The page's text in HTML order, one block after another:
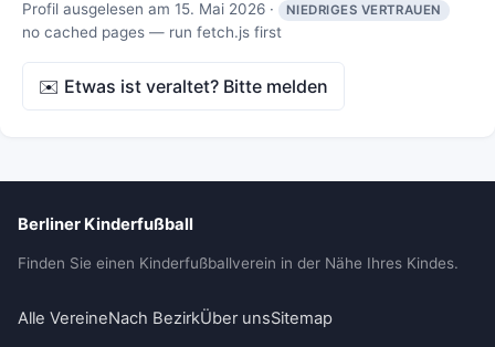
Profil ausgelesen am 15. Mai 2026 · NIEDRIGES VERTRAUEN
no cached pages — run fetch.js first
✉️ Etwas ist veraltet? Bitte melden
Berliner Kinderfußball
Finden Sie einen Kinderfußballverein in der Nähe Ihres Kindes.
Alle VereineNach BezirkÜber unsSitemap